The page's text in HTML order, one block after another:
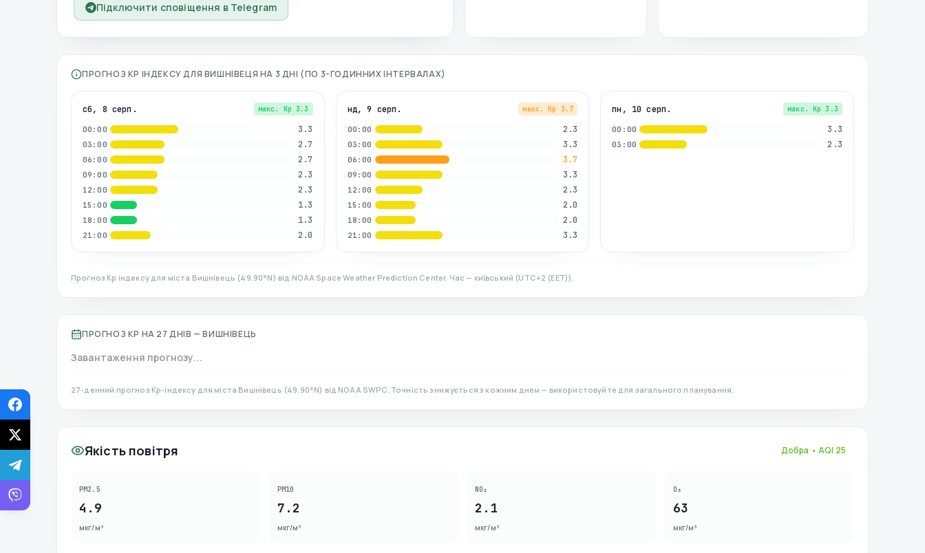
Підключити сповіщення в Telegram
ПРОГНОЗ KP ІНДЕКСУ ДЛЯ ВИШНІВЕЦЯ НА 3 ДНІ (ПО 3-ГОДИННИХ ІНТЕРВАЛАХ)
сб, 8 серп. макс. Kp 3.3
00:00 3.3
03:00 2.7
06:00 2.7
09:00 2.3
12:00 2.3
15:00 1.3
18:00 1.3
21:00 2.0
нд, 9 серп. макс. Kp 3.7
00:00 2.3
03:00 3.3
06:00 3.7
09:00 3.3
12:00 2.3
15:00 2.0
18:00 2.0
21:00 3.3
пн, 10 серп. макс. Kp 3.3
00:00 3.3
03:00 2.3
Прогноз Kp індексу для міста Вишнівець (49.90°N) від NOAA Space Weather Prediction Center. Час — київський (UTC+2 (EET)).
ПРОГНОЗ KP НА 27 ДНІВ — ВИШНІВЕЦЬ
Завантаження прогнозу...
27-денний прогноз Kp-індексу для міста Вишнівець (49.90°N) від NOAA SWPC. Точність знижується з кожним днем — використовуйте для загального планування.
Якість повітря Добра • AQI 25
PM2.5
4.9
мкг/м³
PM10
7.2
мкг/м³
NO₂
2.1
мкг/м³
O₃
63
мкг/м³